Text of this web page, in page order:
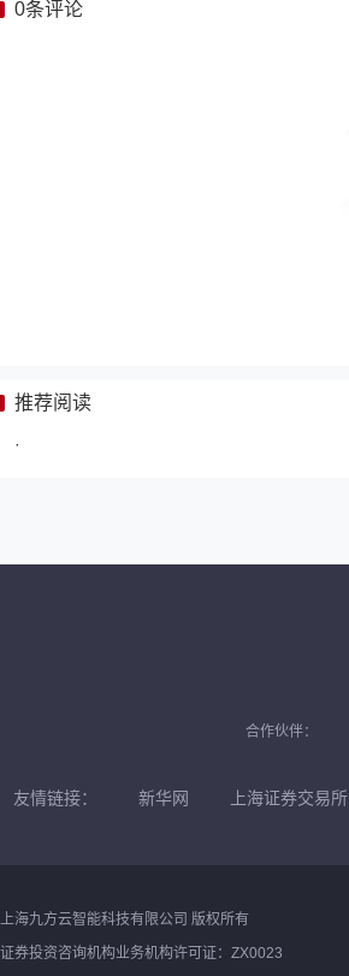
0条评论
推荐阅读
·
合作伙伴：
友情链接： 新华网 上海证券交易所
上海九方云智能科技有限公司 版权所有
证券投资咨询机构业务机构许可证：ZX0023